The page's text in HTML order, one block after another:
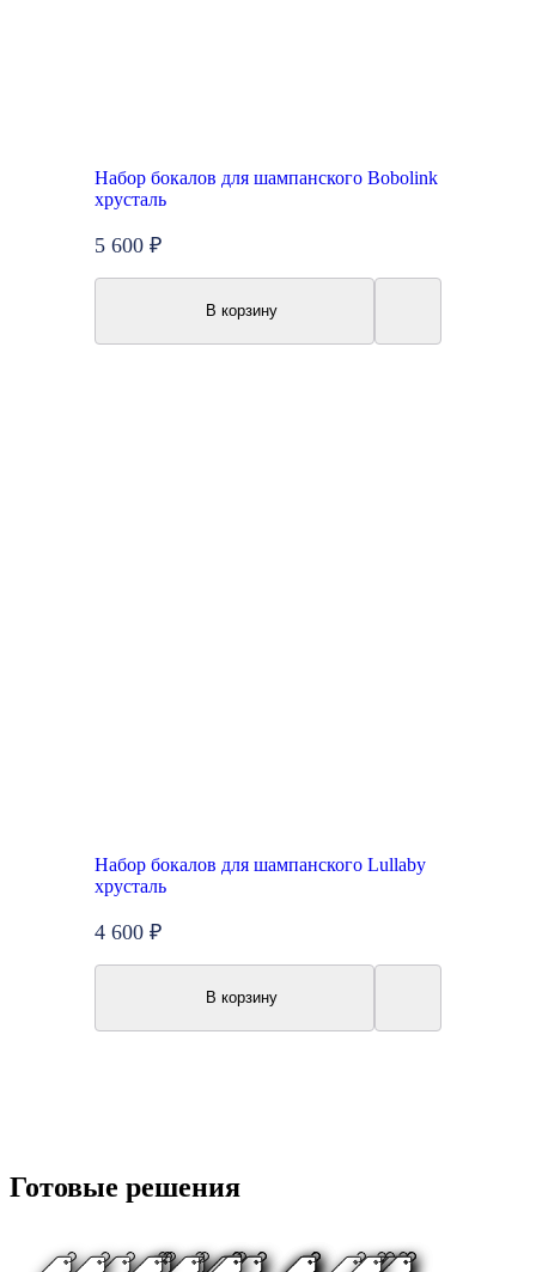
Набор бокалов для шампанского Bobolink
хрусталь
5 600 ₽
В корзину
Набор бокалов для шампанского Lullaby
хрусталь
4 600 ₽
В корзину
Готовые решения